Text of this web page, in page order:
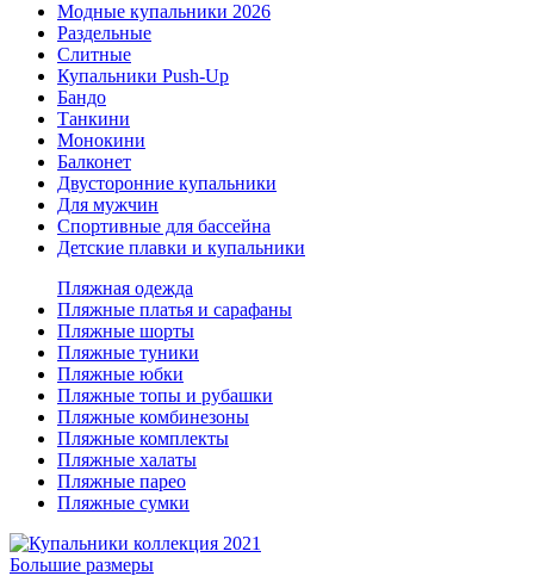
Модные купальники 2026
Раздельные
Слитные
Купальники Push-Up
Бандо
Танкини
Монокини
Балконет
Двусторонние купальники
Для мужчин
Спортивные для бассейна
Детские плавки и купальники
Пляжная одежда
Пляжные платья и сарафаны
Пляжные шорты
Пляжные туники
Пляжные юбки
Пляжные топы и рубашки
Пляжные комбинезоны
Пляжные комплекты
Пляжные халаты
Пляжные парео
Пляжные сумки
Большие размеры